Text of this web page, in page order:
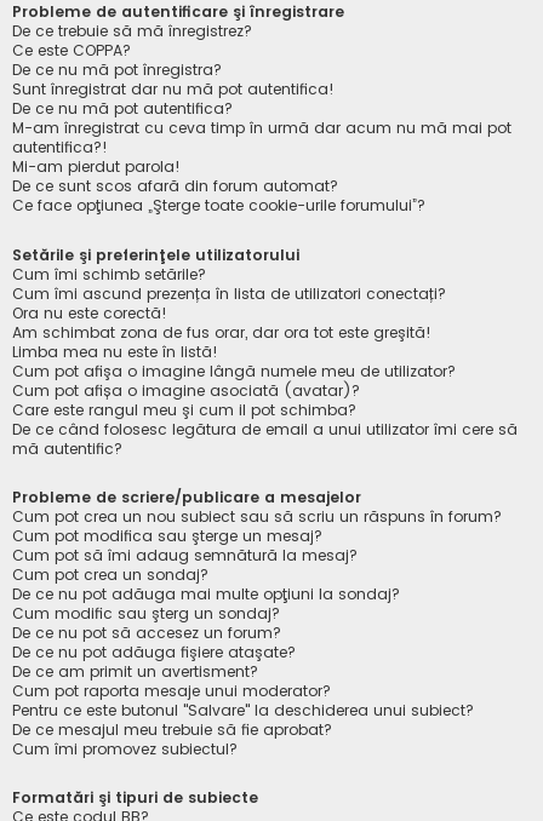
Probleme de autentificare şi înregistrare
De ce trebuie să mă înregistrez?
Ce este COPPA?
De ce nu mă pot înregistra?
Sunt înregistrat dar nu mă pot autentifica!
De ce nu mă pot autentifica?
M-am înregistrat cu ceva timp în urmă dar acum nu mă mai pot
autentifica?!
Mi-am pierdut parola!
De ce sunt scos afară din forum automat?
Ce face opţiunea „Şterge toate cookie-urile forumului”?
Setările şi preferinţele utilizatorului
Cum îmi schimb setările?
Cum îmi ascund prezența în lista de utilizatori conectați?
Ora nu este corectă!
Am schimbat zona de fus orar, dar ora tot este greşită!
Limba mea nu este în listă!
Cum pot afişa o imagine lângă numele meu de utilizator?
Cum pot afișa o imagine asociată (avatar)?
Care este rangul meu şi cum il pot schimba?
De ce când folosesc legătura de email a unui utilizator îmi cere să
mă autentific?
Probleme de scriere/publicare a mesajelor
Cum pot crea un nou subiect sau să scriu un răspuns în forum?
Cum pot modifica sau şterge un mesaj?
Cum pot să îmi adaug semnătură la mesaj?
Cum pot crea un sondaj?
De ce nu pot adăuga mai multe opţiuni la sondaj?
Cum modific sau şterg un sondaj?
De ce nu pot să accesez un forum?
De ce nu pot adăuga fişiere ataşate?
De ce am primit un avertisment?
Cum pot raporta mesaje unui moderator?
Pentru ce este butonul "Salvare" la deschiderea unui subiect?
De ce mesajul meu trebuie să fie aprobat?
Cum îmi promovez subiectul?
Formatări şi tipuri de subiecte
Ce este codul BB?